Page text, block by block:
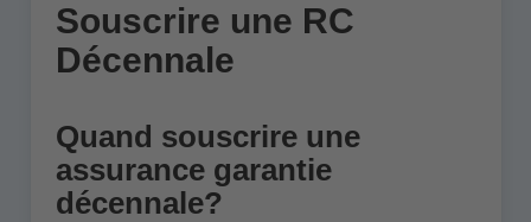
Souscrire une RC
Décennale
Quand souscrire une
assurance garantie
décennale?